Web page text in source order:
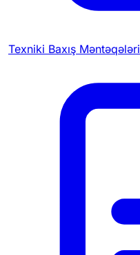
Texniki Baxış Məntəqələri